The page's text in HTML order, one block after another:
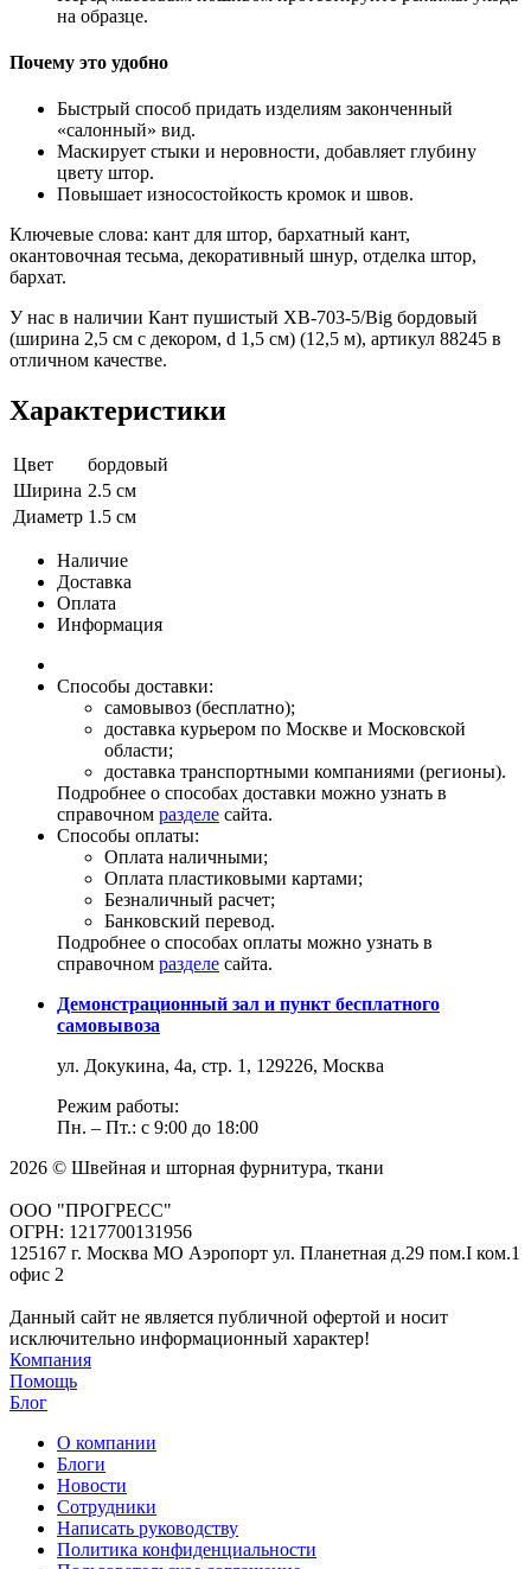
на образце.
Почему это удобно
Быстрый способ придать изделиям законченный
«салонный» вид.
Маскирует стыки и неровности, добавляет глубину
цвету штор.
Повышает износостойкость кромок и швов.
Ключевые слова: кант для штор, бархатный кант,
окантовочная тесьма, декоративный шнур, отделка штор,
бархат.
У нас в наличии Кант пушистый XB-703-5/Big бордовый
(ширина 2,5 см с декором, d 1,5 см) (12,5 м), артикул 88245 в
отличном качестве.
Характеристики
Цвет
бордовый
Ширина 2.5 см
Диаметр 1.5 см
Наличие
Доставка
Оплата
Информация
Способы доставки:
самовывоз (бесплатно);
доставка курьером по Москве и Московской
области;
доставка транспортными компаниями (регионы).
Подробнее о способах доставки можно узнать в
справочном разделе сайта.
Способы оплаты:
Оплата наличными;
Оплата пластиковыми картами;
Безналичный расчет;
Банковский перевод.
Подробнее о способах оплаты можно узнать в
справочном разделе сайта.
Демонстрационный зал и пункт бесплатного
самовывоза
ул. Докукина, 4а, стр. 1, 129226, Москва
Режим работы:
Пн. – Пт.: с 9:00 до 18:00
2026 © Швейная и шторная фурнитура, ткани
ООО "ПРОГРЕСС"
ОГРН: 1217700131956
125167 г. Москва МО Аэропорт ул. Планетная д.29 пом.I ком.1
офис 2
Данный сайт не является публичной офертой и носит
исключительно информационный характер!
Компания
Помощь
Блог
О компании
Блоги
Новости
Сотрудники
Написать руководству
Политика конфиденциальности